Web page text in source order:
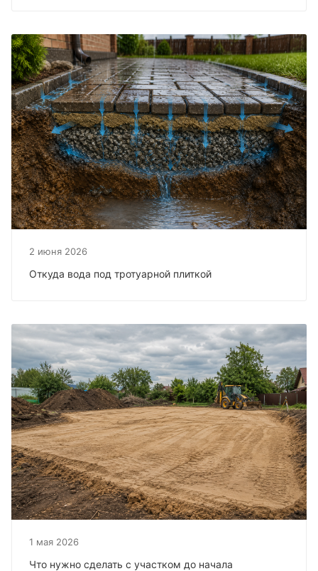
2 июня 2026
Откуда вода под тротуарной плиткой
1 мая 2026
Что нужно сделать с участком до начала